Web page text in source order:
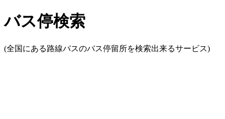
バス停検索
(全国にある路線バスのバス停留所を検索出来るサービス)